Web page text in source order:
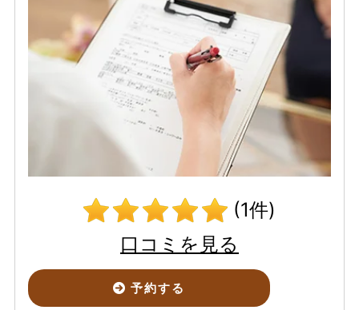
(1件)
口コミを見る
予約する